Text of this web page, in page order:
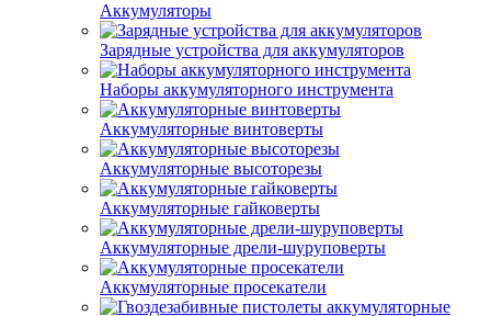
Аккумуляторы
Зарядные устройства для аккумуляторов
Наборы аккумуляторного инструмента
Аккумуляторные винтоверты
Аккумуляторные высоторезы
Аккумуляторные гайковерты
Аккумуляторные дрели-шуруповерты
Аккумуляторные просекатели